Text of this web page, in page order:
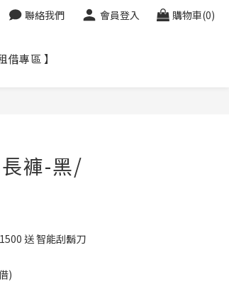
聯絡我們 會員登入 購物車(0)
借專區 】
褲-黑/
送 智能刮鬍刀
)